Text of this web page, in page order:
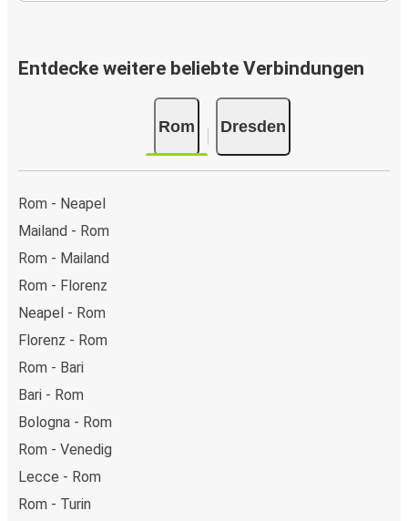
Entdecke weitere beliebte Verbindungen
Rom Dresden
Rom - Neapel
Mailand - Rom
Rom - Mailand
Rom - Florenz
Neapel - Rom
Florenz - Rom
Rom - Bari
Bari - Rom
Bologna - Rom
Rom - Venedig
Lecce - Rom
Rom - Turin